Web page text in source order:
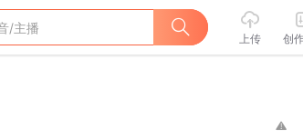
上传 创